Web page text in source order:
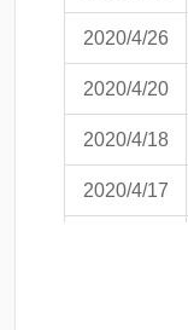
2020/4/26
2020/4/20
2020/4/18
2020/4/17